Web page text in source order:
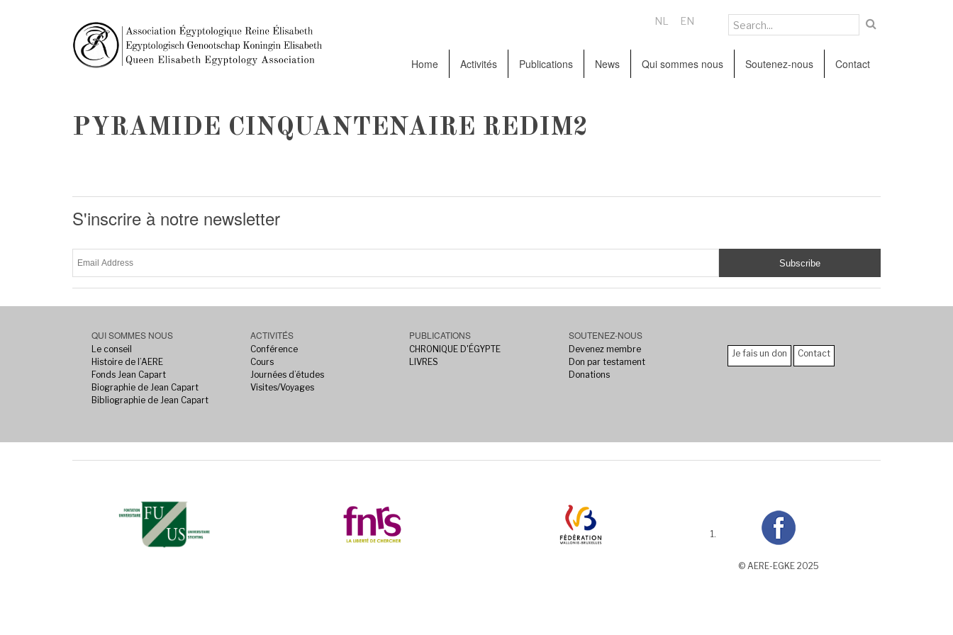
Home Activités Publications News Qui sommes nous Soutenez-nous Contact
NL EN
PYRAMIDE CINQUANTENAIRE REDIM2
S'inscrire à notre newsletter
QUI SOMMES NOUS
Le conseil
Histoire de l’AERE
Fonds Jean Capart
Biographie de Jean Capart
Bibliographie de Jean Capart
ACTIVITÉS
Conférence
Cours
Journées d’études
Visites/Voyages
PUBLICATIONS
CHRONIQUE D'ÉGYPTE
LIVRES
SOUTENEZ-NOUS
Devenez membre
Don par testament
Donations
Je fais un don Contact
© AERE-EGKE 2025